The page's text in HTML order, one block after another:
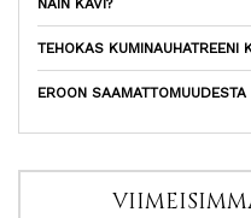
NÄIN KÄVI?
TEHOKAS KUMINAUHATREENI
EROON